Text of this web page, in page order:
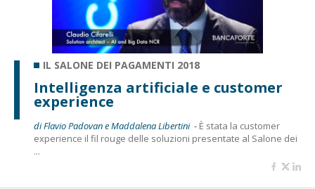
IL SALONE DEI PAGAMENTI 2018
Intelligenza artificiale e customer
experience
di Flavio Padovan e Maddalena Libertini - È stata la customer
experience il fil rouge delle soluzioni presentate al Salone dei
...